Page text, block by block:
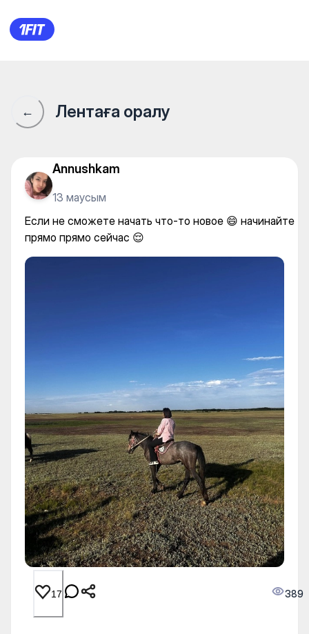
Если не сможете начать
← Лентаға оралу
Annushkam
13 маусым
Если не сможете начать что-то новое 😄 начинайте
прямо прямо сейчас 😌
17 389